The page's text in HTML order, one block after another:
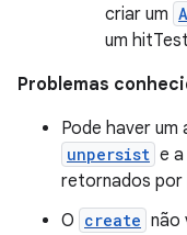
criar um
um
Problemas
Pode haver
unpersist e
retornados por
O create não